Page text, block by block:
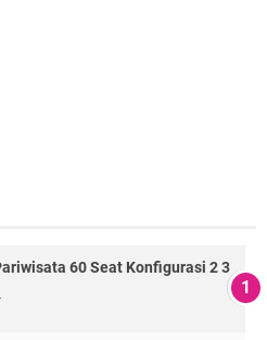
60 Seat Konfigurasi 2 3